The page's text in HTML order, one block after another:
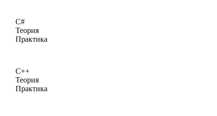
C#
Теория
Практика
C++
Теория
Практика